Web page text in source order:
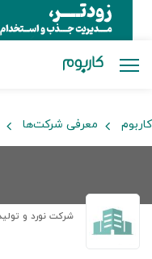
کاربوم معرفی شرکت‌ها
شرکت نورد و